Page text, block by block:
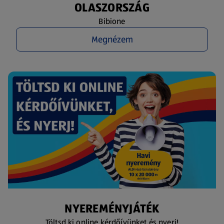
OLASZORSZÁG
Bibione
Megnézem
NYEREMÉNYJÁTÉK